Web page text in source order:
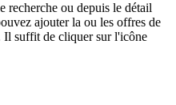
recherche ou depuis le détail
ajouter la ou les offres de
Il suffit de cliquer sur l'icône